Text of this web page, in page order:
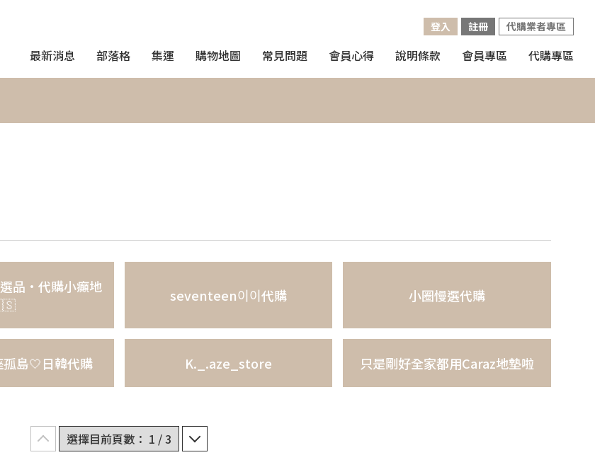
登入 註冊 代購業者專區
最新消息 部落格 集運 購物地圖 常見問題 會員心得 說明條款 會員專區 代購專區
選品·代購小癲地
seventeen이이代購 小圈慢選代購
島🤍日韓代購 K._.aze_store 只是剛好全家都用Caraz地墊啦